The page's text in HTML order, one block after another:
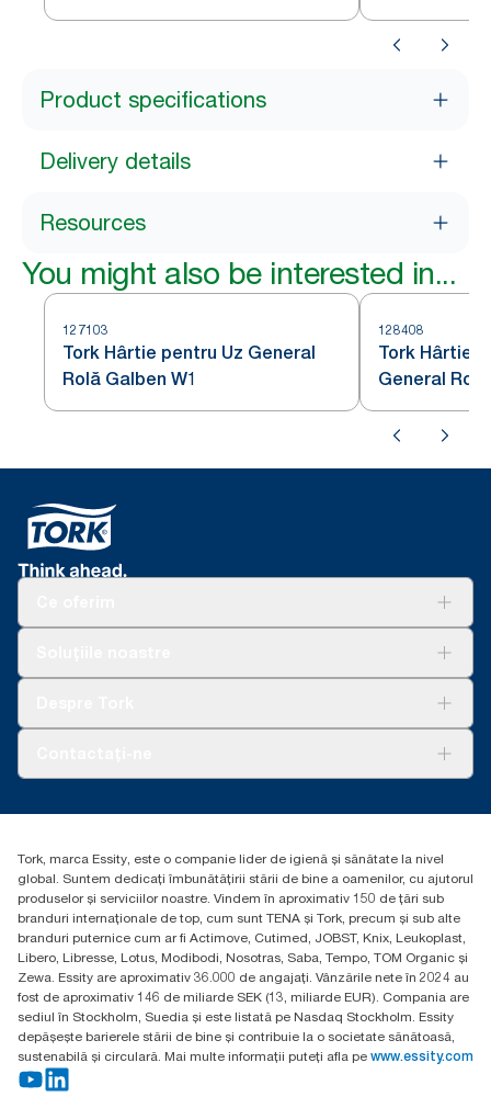
Product specifications
Delivery details
Resources
You might also be interested in...
127103
Tork Hârtie pentru Uz General
Rolă Galben W1
128408
Tork Hârtie
General
Essity Hungary Kft. Professional Hygiene
Budakeszi út 51.
Tork, marca Essity, este o companie lider de igienă și sănătate la nivel
global. Suntem dedicați îmbunătățirii stării de bine a oamenilor, cu ajutorul
produselor și serviciilor noastre. Vindem în aproximativ 150 de țări sub
branduri internaționale de top, cum sunt TENA și Tork, precum și sub alte
branduri puternice cum ar fi Actimove, Cutimed, JOBST, Knix, Leukoplast,
Libero, Libresse, Lotus, Modibodi, Nosotras, Saba, Tempo, TOM Organic și
Zewa. Essity are aproximativ 36.000 de angajați. Vânzările nete în 2024 au
fost de aproximativ 146 de miliarde SEK (13, miliarde EUR). Compania are
sediul în Stockholm, Suedia și este listată pe Nasdaq Stockholm. Essity
depășește barierele stării de bine și contribuie la o societate sănătoasă,
sustenabilă și circulară. Mai multe informații puteți afla pe www.essity.com